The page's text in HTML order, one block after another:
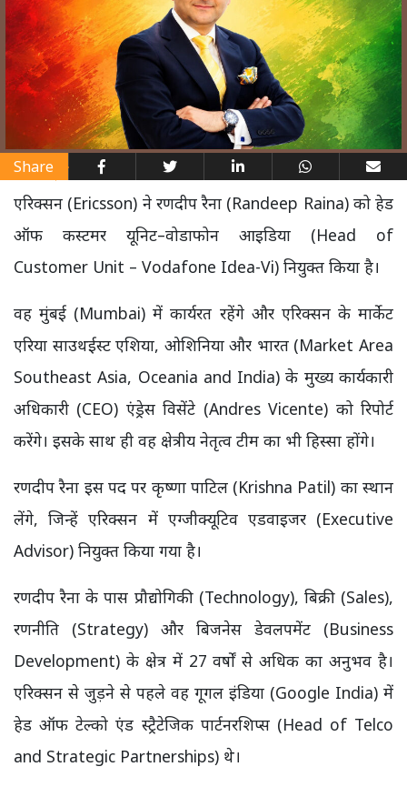
Share
एरिक्सन (Ericsson) ने रणदीप रैना (Randeep Raina) को हेड
ऑफ कस्टमर यूनिट–वोडाफोन आइडिया (Head of
Customer Unit – Vodafone Idea-Vi) नियुक्त किया है।
वह मुंबई (Mumbai) में कार्यरत रहेंगे और एरिक्सन के मार्केट
एरिया साउथईस्ट एशिया, ओशिनिया और भारत (Market Area
Southeast Asia, Oceania and India) के मुख्य कार्यकारी
अधिकारी (CEO) एंड्रेस विसेंटे (Andres Vicente) को रिपोर्ट
करेंगे। इसके साथ ही वह क्षेत्रीय नेतृत्व टीम का भी हिस्सा होंगे।
रणदीप रैना इस पद पर कृष्णा पाटिल (Krishna Patil) का स्थान
लेंगे, जिन्हें एरिक्सन में एग्जीक्यूटिव एडवाइजर (Executive
Advisor) नियुक्त किया गया है।
रणदीप रैना के पास प्रौद्योगिकी (Technology), बिक्री (Sales),
रणनीति (Strategy) और बिजनेस डेवलपमेंट (Business
Development) के क्षेत्र में 27 वर्षों से अधिक का अनुभव है।
एरिक्सन से जुड़ने से पहले वह गूगल इंडिया (Google India) में
हेड ऑफ टेल्को एंड स्ट्रैटेजिक पार्टनरशिप्स (Head of Telco
and Strategic Partnerships) थे।